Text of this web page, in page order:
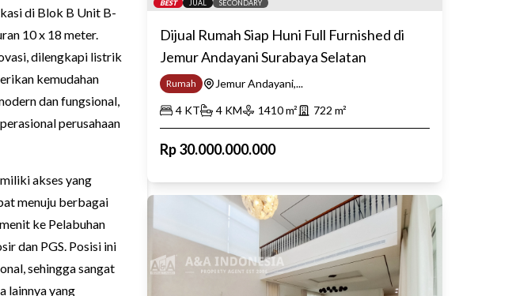
di Blok B Unit B-
10 x 18 meter.
dilengkapi listrik
kemudahan
dan fungsional,
perusahaan
akses yang
menuju berbagai
ke Pelabuhan
dan PGS. Posisi ini
sehingga sangat
lainnya yang
BEST JUAL SECONDARY
Dijual Rumah Siap Huni Full Furnished di
Jemur Andayani Surabaya Selatan
Rumah
Jemur Andayani,...
4KT 4KM 1410m² 722 m²
Rp30.000.000.000